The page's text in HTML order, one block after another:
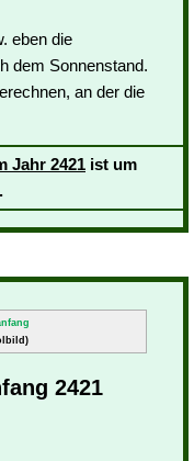
eben die
dem Sonnenstand.
an der die
Jahr 2421 ist um
2421